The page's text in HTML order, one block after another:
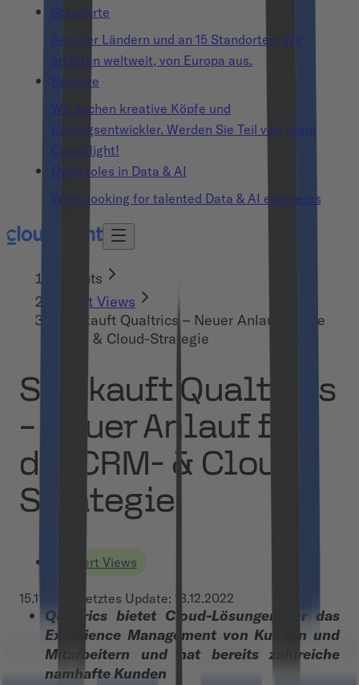
Standorte
Aus vier Ländern und an 15 Standorten: Wir
arbeiten weltweit, von Europa aus.
Karriere
Wir suchen kreative Köpfe und
Lösungsentwickler. Werden Sie Teil von Team
Cloudflight!
Open roles in Data & AI
We’re looking for talented Data & AI engineers
Insights
Expert Views
SAP kauft Qualtrics – Neuer Anlauf für die
CRM- & Cloud-Strategie
SAP kauft Qualtrics
– Neuer Anlauf für
die CRM- & Cloud-
Strategie
Expert Views
15.11.2018 Letztes Update: 13.12.2022
Qualtrics bietet Cloud-Lösungen für das
Experience Management von Kunden und
Mitarbeitern und hat bereits zahlreiche
namhafte Kunden